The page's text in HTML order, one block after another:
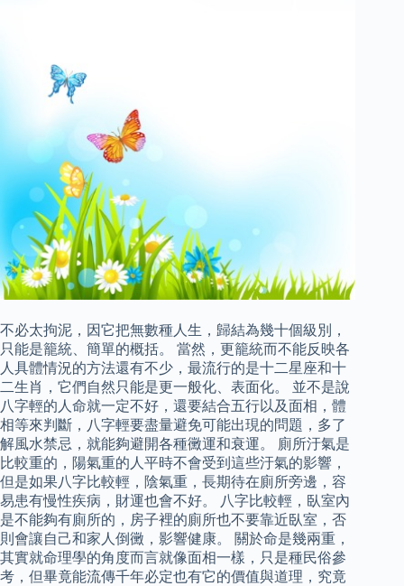
不必太拘泥，因它把無數種人生，歸結為幾十個級別，
只能是籠統、簡單的概括。 當然，更籠統而不能反映各
人具體情況的方法還有不少，最流行的是十二星座和十
二生肖，它們自然只能是更一般化、表面化。 並不是說
八字輕的人命就一定不好，還要結合五行以及面相，體
相等來判斷，八字輕要盡量避免可能出現的問題，多了
解風水禁忌，就能夠避開各種黴運和衰運。 廁所汙氣是
比較重的，陽氣重的人平時不會受到這些汙氣的影響，
但是如果八字比較輕，陰氣重，長期待在廁所旁邊，容
易患有慢性疾病，財運也會不好。 八字比較輕，臥室內
是不能夠有廁所的，房子裡的廁所也不要靠近臥室，否
則會讓自己和家人倒黴，影響健康。 關於命是幾兩重，
其實就命理學的角度而言就像面相一樣，只是種民俗參
考，但畢竟能流傳千年必定也有它的價值與道理，究竟